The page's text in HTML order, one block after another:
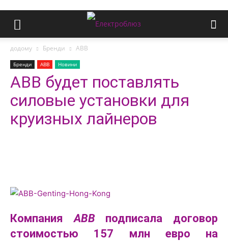
додому Бренди ABB
Бренди ABB Новини
ABB будет поставлять
силовые установки для
круизных лайнеров
КомпанияABBподписала договор
стоимостью 157 млн евро на